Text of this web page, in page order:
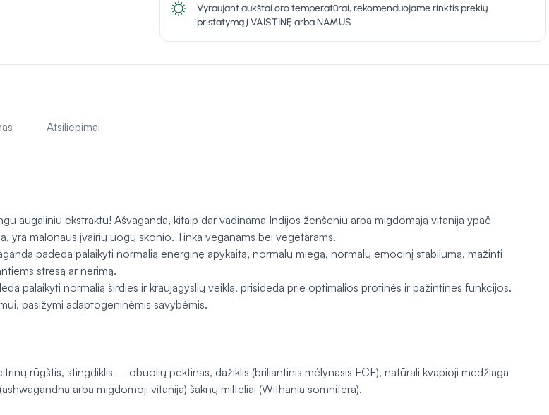
Vyraujant aukštai oro temperatūrai, rekomenduojame rinktis prekių
pristatymą į VAISTINĘ arba NAMUS
Atsiliepimai
augaliniu ekstraktu! Ašvaganda, kitaip dar vadinama Indijos ženšeniu arba migdomąją vitanija ypač
yra malonaus įvairių uogų skonio. Tinka veganams bei vegetarams.
padeda palaikyti normalią energinę apykaitą, normalų miegą, normalų emocinį stabilumą, mažinti
stresą ar nerimą.
palaikyti normalią širdies ir kraujagyslių veiklą, prisideda prie optimalios protinės ir pažintinės funkcijos.
pasižymi adaptogeninėmis savybėmis.
rūgštis, stingdiklis – obuolių pektinas, dažiklis (briliantinis mėlynasis FCF), natūrali kvapioji medžiaga
arba migdomoji vitanija) šaknų milteliai (Withania somnifera).